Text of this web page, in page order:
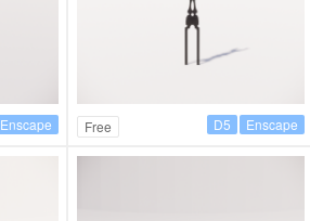
Enscape Free Enscape
D5